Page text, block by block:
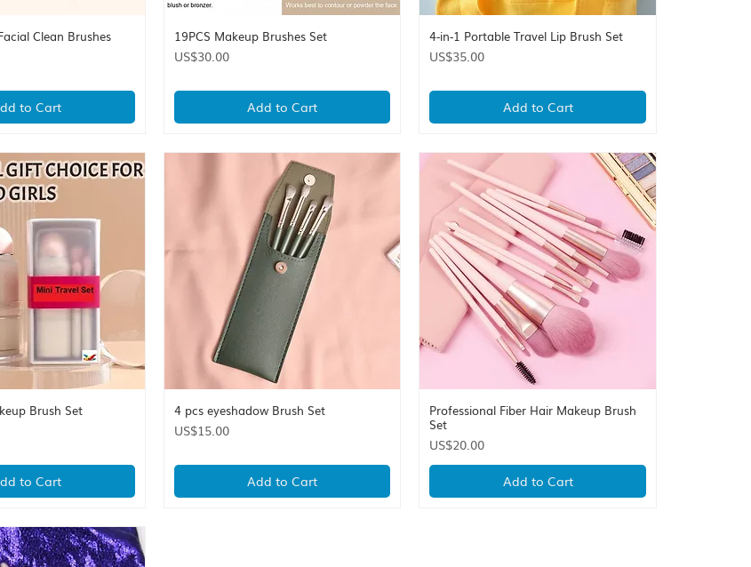
View
Clean Brushes
to Cart
Quick View
19PCS Makeup Brushes Set
Price
US$30.00
Add to Cart
Quick View
4-in-1 Portable Travel Lip Brush Set
Price
US$35.00
Add to Cart
View
Brush Set
to Cart
Quick View
4 pcs eyeshadow Brush Set
Price
US$15.00
Add to Cart
Quick View
Professional Fiber Hair Makeup Brush
Set
Price
US$20.00
Add to Cart